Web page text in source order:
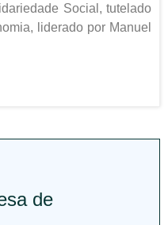
Social, tutelado
liderado por Manuel
de